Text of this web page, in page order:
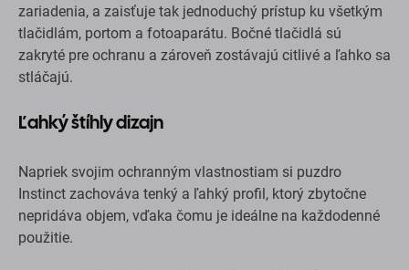
zariadenia, a zaisťuje tak jednoduchý prístup ku všetkým
tlačidlám, portom a fotoaparátu. Bočné tlačidlá sú
zakryté pre ochranu a zároveň zostávajú citlivé a ľahko sa
stláčajú.
Ľahký štíhly dizajn
Napriek svojim ochranným vlastnostiam si puzdro
Instinct zachováva tenký a ľahký profil, ktorý zbytočne
nepridáva objem, vďaka čomu je ideálne na každodenné
použitie.